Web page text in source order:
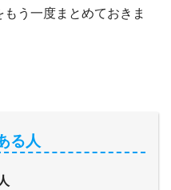
う一度まとめておきま
る人